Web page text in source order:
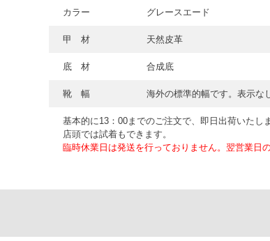
カラー グレースエード
甲 材 天然皮革
底 材 合成底
靴 幅 海外の標準的幅です。表示な
基本的に13：00までのご注文で、即日出荷いたしま
店頭では試着もできます。
臨時休業日は発送を行っておりません。翌営業日